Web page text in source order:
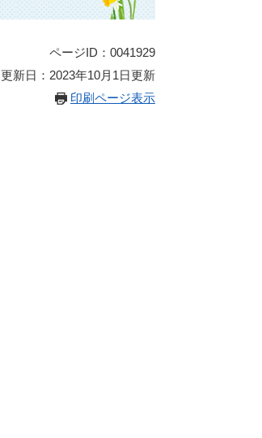
ページID：0041929
更新日：2023年10月1日更新
印刷ページ表示